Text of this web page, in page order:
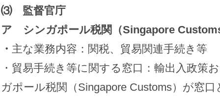
⑶ 監督官庁
ア シンガポール税関（Singapore
・ 主な業務内容：関税、貿易関連手続き等
・貿易手続き等に関する窓口：輸出入政策
ガポール税関（Singapore Customs）が窓